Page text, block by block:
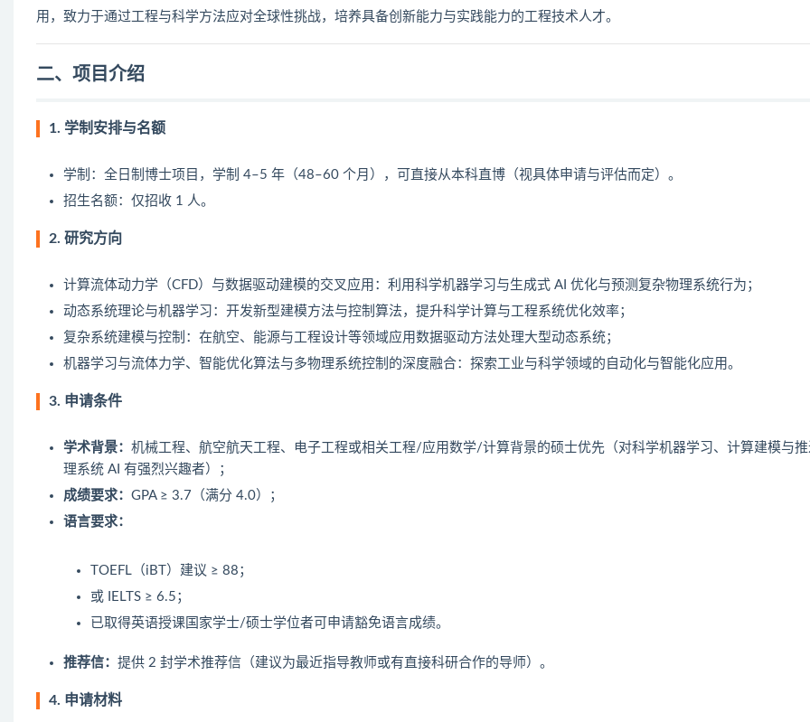
用，致力于通过工程与科学方法应对全球性挑战，培养具备创新能力与实践能力的工程技术人才。
二、项目介绍
1. 学制安排与名额
学制：全日制博士项目，学制 4–5 年（48–60 个月），可直接从本科直博（视具体申请与评估而定）。
招生名额：仅招收 1 人。
2. 研究方向
计算流体动力学（CFD）与数据驱动建模的交叉应用：利用科学机器学习与生成式 AI 优化与预测复杂物理系统行为；
动态系统理论与机器学习：开发新型建模方法与控制算法，提升科学计算与工程系统优化效率；
复杂系统建模与控制：在航空、能源与工程设计等领域应用数据驱动方法处理大型动态系统；
机器学习与流体力学、智能优化算法与多物理系统控制的深度融合：探索工业与科学领域的自动化与智能化应用。
3. 申请条件
学术背景： 机械工程、航空航天工程、电子工程或相关工程/应用数学/计算背景的硕士优先（对科学机器学习、计算建模与
理系统 AI 有强烈兴趣者）；
成绩要求： GPA ≥ 3.7（满分 4.0）；
语言要求：
TOEFL（iBT）建议 ≥ 88；
或 IELTS ≥ 6.5；
已取得英语授课国家学士/硕士学位者可申请豁免语言成绩。
推荐信： 提供 2 封学术推荐信（建议为最近指导教师或有直接科研合作的导师）。
4. 申请材料